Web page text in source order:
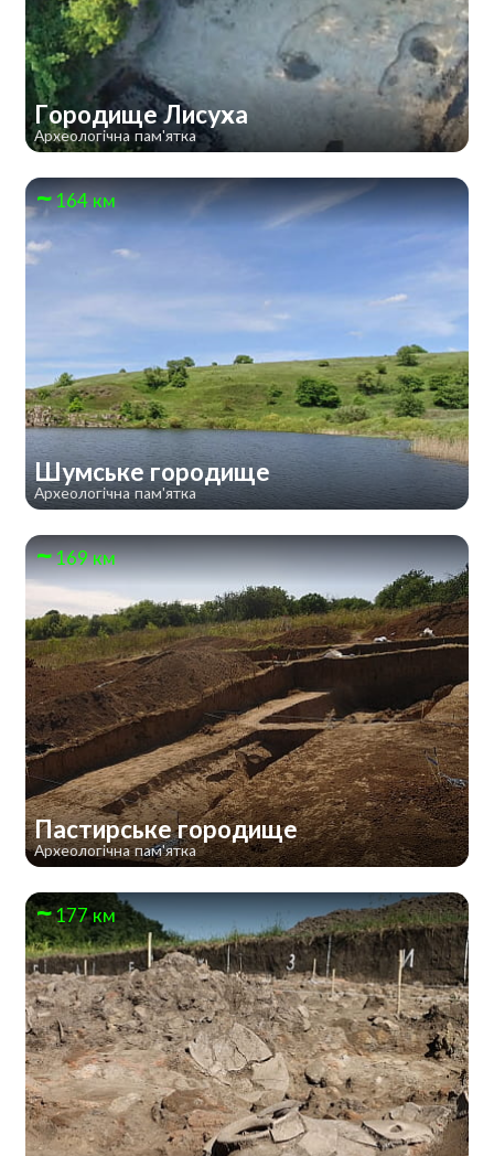
Городище Лисуха
Археологічна пам'ятка
164 км
Шумське городище
Археологічна пам'ятка
169 км
Пастирське городище
Археологічна пам'ятка
177 км